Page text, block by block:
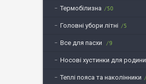
Термобілизна 50
Головні убори літні 5
Все для пасхи 9
Носові хустинки для родини
Теплі пояса та наколінники